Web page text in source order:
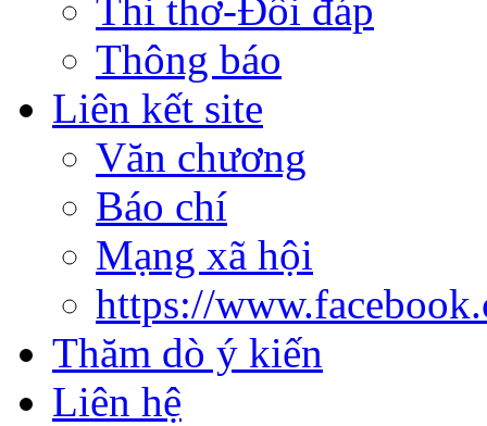
Thi thơ-Đối đáp
Thông báo
Liên kết site
Văn chương
Báo chí
Mạng xã hội
https://
Thăm dò ý kiến
Liên hệ